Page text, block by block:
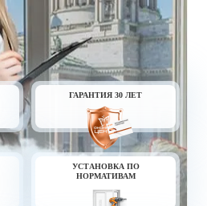
ГАРАНТИЯ 30 ЛЕТ
УСТАНОВКА ПО
НОРМАТИВАМ